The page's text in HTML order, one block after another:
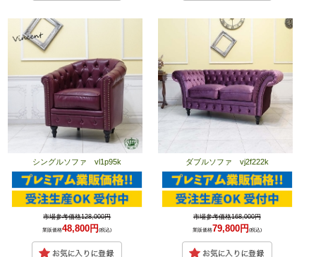
シングルソファ vl1p95k
市場参考価格128,000円
業販価格48,800円(税込)
ダブルソファ vj2f222k
市場参考価格168,000円
業販価格79,800円 (税込)